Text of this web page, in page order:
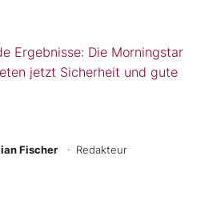
Ergebnisse: Die Morningstar
jetzt Sicherheit und gute
Fischer · Redakteur